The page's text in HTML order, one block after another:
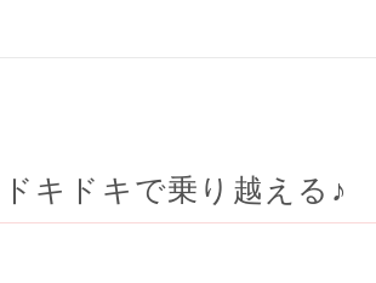
キドキで乗り越える♪